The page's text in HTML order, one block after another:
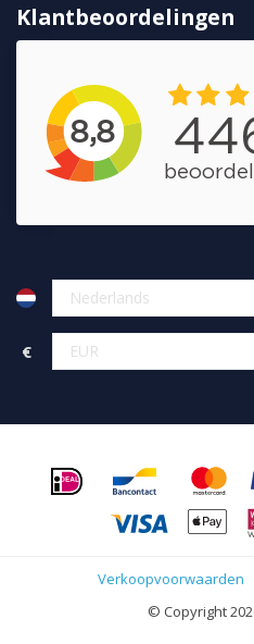
Klantbeoordelingen
€
Verkoopvoorwaarden
© Copyright